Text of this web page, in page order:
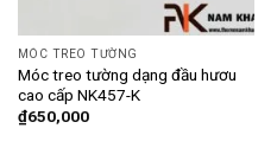
MÓC TREO TƯỜNG
Móc treo tường dạng đầu hươu
cao cấp NK457-K
₫650,000